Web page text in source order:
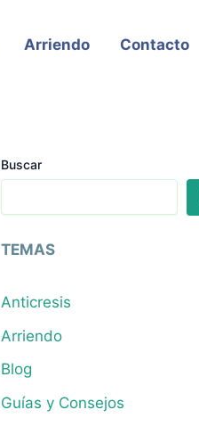
Arriendo Contacto
Buscar
TEMAS
Anticresis
Arriendo
Blog
Guías y Consejos